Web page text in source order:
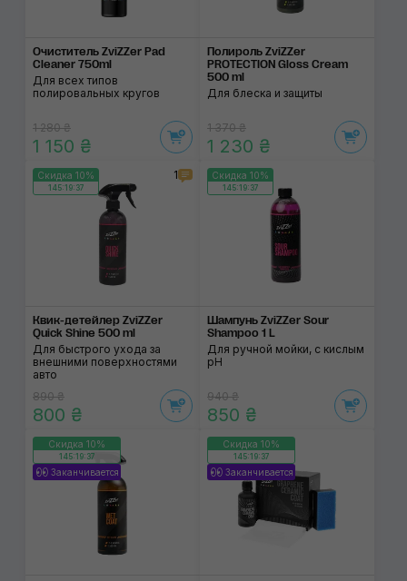
Очиститель ZviZZer Pad
Cleaner 750ml
Для всех типов
полировальных кругов
1 280 ₴
1 150 ₴
Полироль ZviZZer
PROTECTION Gloss Cream
500 ml
Для блеска и защиты
1 370 ₴
1 230 ₴
Скидка 10%
145:19:37
1
Квик-детейлер ZviZZer
Quick Shine 500 ml
Для быстрого ухода за
внешними поверхностями
авто
890 ₴
800 ₴
Скидка 10%
145:19:37
Шампунь ZviZZer Sour
Shampoo 1 L
Для ручной мойки, с кислым
pH
940 ₴
850 ₴
Скидка 10%
145:19:37
Заканчивается
Скидка 10%
145:19:37
Заканчивается